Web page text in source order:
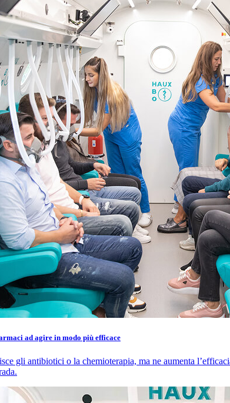
ad agire in modo più efficace
gli antibiotici o la chemioterapia, ma ne aumenta